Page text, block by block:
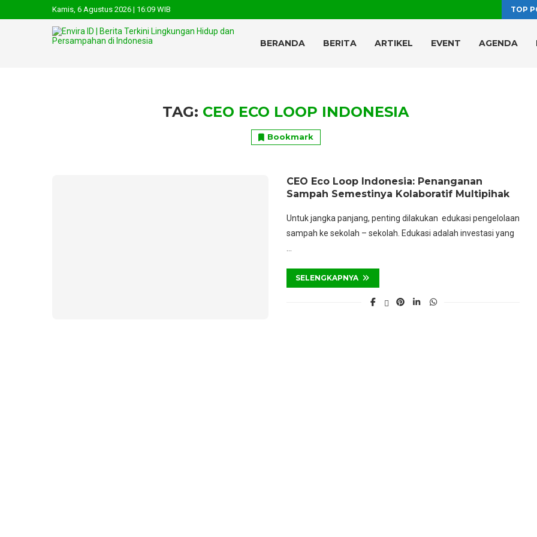
Kamis, 6 Agustus 2026 | 16:09 WIB TOP
BERANDA BERITA ARTIKEL EVENT AGENDA
TAG: CEO ECO LOOP INDONESIA
Bookmark
CEO Eco Loop Indonesia: Penanganan
Sampah Semestinya Kolaboratif Multipihak
Untuk jangka panjang, penting dilakukan edukasi pengelolaan
sampah ke sekolah – sekolah. Edukasi adalah investasi yang
SELENGKAPNYA